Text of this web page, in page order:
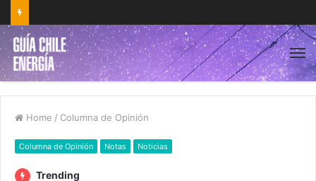
Home / Columna de Opinión
Columna de Opinión Notas Noticias
Trending